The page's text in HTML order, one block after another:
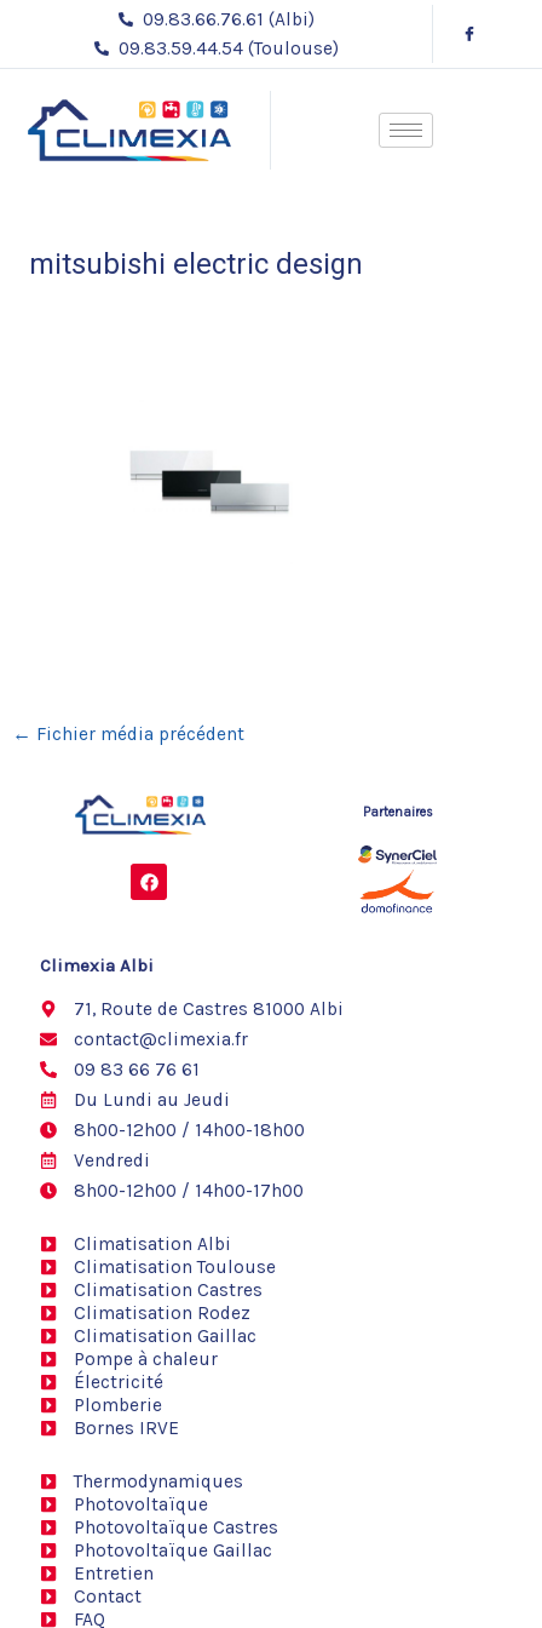
contenu
09.83.66.76.61 (Albi)
09.83.59.44.54 (Toulouse)
mitsubishi electric design
articles
← Fichier média précédent
F
a
c
o
Partenaires
Climexia Albi
71, Route de Castres 81000 Albi
contact@climexia.fr
09 83 66 76 61
Du Lundi au Jeudi
8h00-12h00 / 14h00-18h00
Vendredi
8h00-12h00 / 14h00-17h00
Climatisation Albi
Climatisation Toulouse
Climatisation Castres
Climatisation Rodez
Climatisation Gaillac
Pompe à chaleur
Électricité
Plomberie
Bornes IRVE
Thermodynamiques
Photovoltaïque
Photovoltaïque Castres
Photovoltaïque Gaillac
Entretien
Contact
FAQ